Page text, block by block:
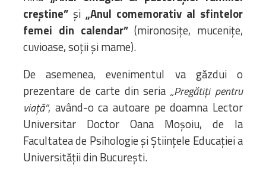
creștine” și „Anul comemorativ al sfintelor
femei din calendar”(mironosițe, mucenițe,
cuvioase, soții și mame).
De asemenea, evenimentul va găzdui o
prezentare de carte din seria„Pregătiți pentru
viață”, având-o ca autoare pe doamna Lector
Universitar Doctor Oana Moșoiu, de la
Facultatea de Psihologie și Științele Educației a
Universității din București.